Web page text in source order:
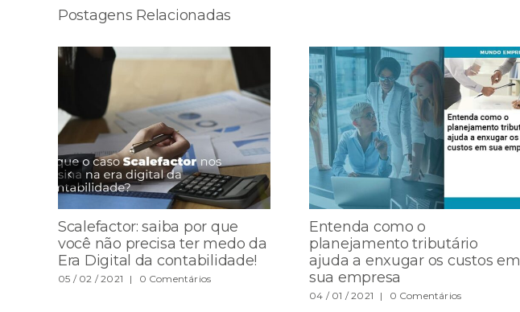
Postagens Relacionadas
Scalefactor: saiba por que
você não precisa ter medo da
Era Digital da contabilidade!
05 / 02 / 2021 | 0 Comentários
Entenda como o
planejamento tributário
ajuda a enxugar os custos em
sua empresa
04 / 01 / 2021 | 0 Comentários